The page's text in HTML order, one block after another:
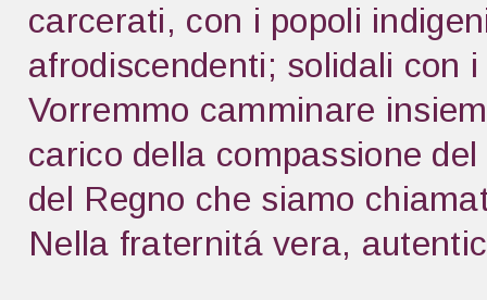
carcerati, con i popoli
afrodiscendenti; solidali con
Vorremmo camminare
carico della compassione
del Regno che siamo
Nella fraternitá vera,